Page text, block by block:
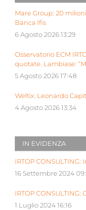
Mare Group: 20
Banca Ifis
6 Agosto 2026 13:29
Osservatorio ECM
quotate. Lambiase:
5 Agosto 2026 17:48
Weltix: Leonardo
4 Agosto 2026 13:34
IN EVIDENZA
IRTOP
16 Settembre 2024
IRTOP CONSULTING:
1 Luglio 2024 16:16